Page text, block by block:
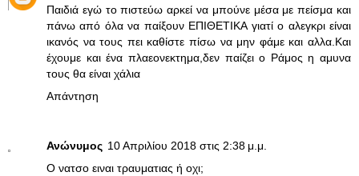
Παιδιά εγώ το πιστεύω αρκεί να μπούνε μέσα με πείσμα και
πάνω από όλα να παίξουν ΕΠΙΘΕΤΙΚΑ γιατί ο αλεγκρι είναι
ικανός να τους πει καθίστε πίσω να μην φάμε και αλλα.Και
έχουμε και ένα πλαεονεκτημα,δεν παίζει ο Ράμος η αμυνα
τους θα είναι χάλια
Απάντηση
Ανώνυμος 10 Απριλίου 2018 στις 2:38 μ.μ.
Ο νατσο ειναι τραυματιας ή οχι;